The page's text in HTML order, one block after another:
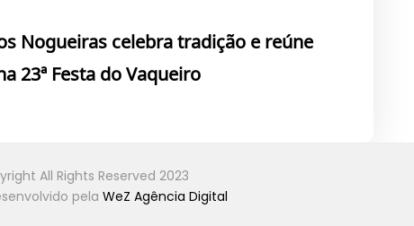
Nogueiras celebra tradição e reúne
23ª Festa do Vaqueiro
All Rights Reserved 2023
pela WeZ Agência Digital